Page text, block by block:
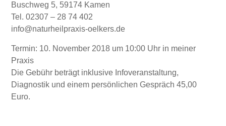
Buschweg 5, 59174 Kamen
Tel. 02307 – 28 74 402
info@naturheilpraxis-oelkers.de
Termin: 10. November 2018 um 10:00 Uhr in meiner
Praxis
Die Gebühr beträgt inklusive Infoveranstaltung,
Diagnostik und einem persönlichen Gespräch 45,00
Euro.